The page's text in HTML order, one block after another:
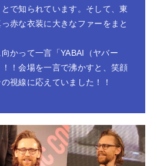
で知られています。そして、東
赤な衣装に大きなファーをまと
かって一言「YABAI（ヤバー
！会場を一言で沸かすと、笑顔
視線に応えていました！！